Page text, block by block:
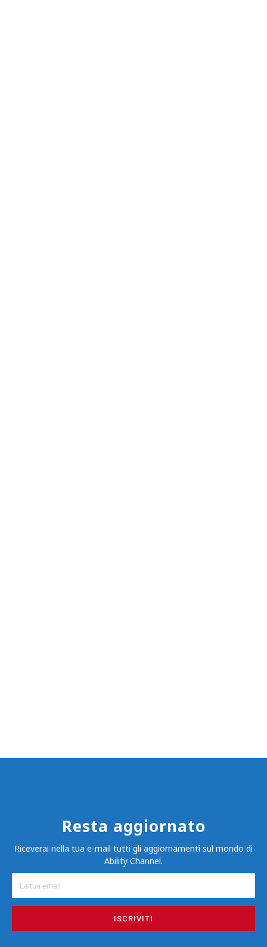
Resta aggiornato
Riceverai nella tua e-mail tutti gli aggiornamenti sul mondo di
Ability Channel.
ISCRIVITI